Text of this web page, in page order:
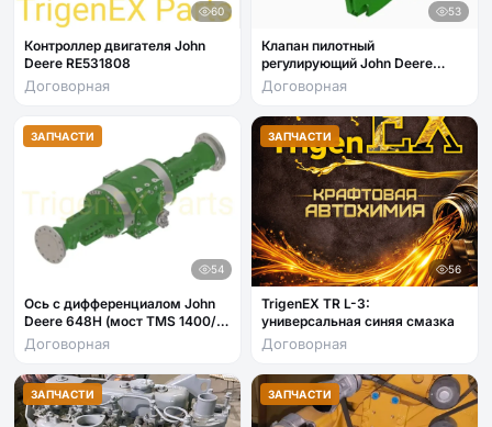
60
Контроллер двигателя John
Deere RE531808
Договорная
53
Клапан пилотный
регулирующий John Deere
AT308344
Договорная
ЗАПЧАСТИ
54
Ось с дифференциалом John
Deere 648H (мост TMS 1400/4,
SWEDA) / YZ19122
Договорная
ЗАПЧАСТИ
56
TrigenEX TR L-3:
универсальная синяя смазка
Договорная
ЗАПЧАСТИ ЗАПЧАСТИ